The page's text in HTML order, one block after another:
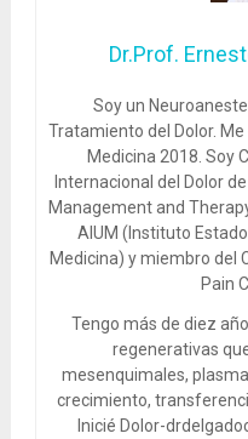
Dr.Prof.
Soy un
Tratamiento del Dolor.
Medicina 2018. Soy
Internacional del Dolor
Management and
AIUM (Instituto
Medicina) y miembro del
Pain
Tengo más de diez
regenerativas
mesenquimales,
crecimiento,
Inicié Dolor-